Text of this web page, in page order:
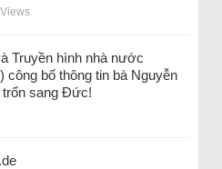
Truyền hình nhà nước
công bố thông tin bà Nguyễn
trốn sang Đức!